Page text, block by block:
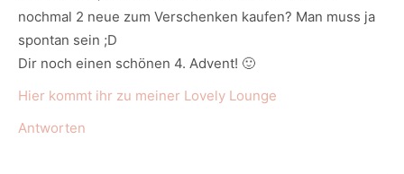
nochmal 2 neue zum Verschenken kaufen? Man muss ja
spontan sein ;D
Dir noch einen schönen 4. Advent! 🙂
Hier kommt ihr zu meiner Lovely Lounge
Antworten